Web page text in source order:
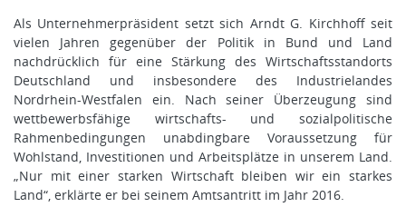
Als Unternehmerpräsident setzt sich Arndt G. Kirchhoff seit
vielen Jahren gegenüber der Politik in Bund und Land
nachdrücklich für eine Stärkung des Wirtschaftsstandorts
Deutschland und insbesondere des Industrielandes
Nordrhein-Westfalen ein. Nach seiner Überzeugung sind
wettbewerbsfähige wirtschafts- und sozialpolitische
Rahmenbedingungen unabdingbare Voraussetzung für
Wohlstand, Investitionen und Arbeitsplätze in unserem Land.
„Nur mit einer starken Wirtschaft bleiben wir ein starkes
Land“, erklärte er bei seinem Amtsantritt im Jahr 2016.